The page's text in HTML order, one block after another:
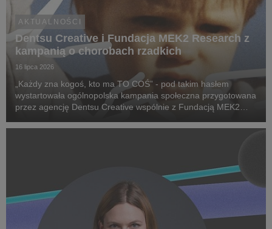
AKTUALNOŚCI
Dentsu Creative i Fundacja MEK2 Research z
kampanią o chorobach rzadkich
16 lipca 2026
„Każdy zna kogoś, kto ma TO COŚ” - pod takim hasłem
wystartowała ogólnopolska kampania społeczna przygotowana
przez agencję Dentsu Creative wspólnie z Fundacją MEK2
chorób rzadkich, zwrócenie uwagi na problemy pac...